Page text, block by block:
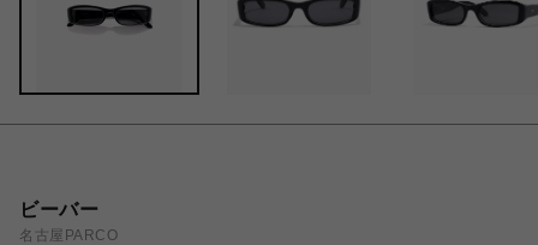
ビーバー
名古屋PARCO